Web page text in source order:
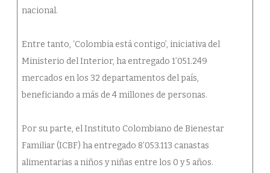
nacional.
Entre tanto, ‘Colombia está contigo’, iniciativa del
Ministerio del Interior, ha entregado 1’051.249
mercados en los 32 departamentos del país,
beneficiando a más de 4 millones de personas.
Por su parte, el Instituto Colombiano de Bienestar
Familiar (ICBF) ha entregado 8’053.113 canastas
alimentarias a niños y niñas entre los 0 y 5 años.